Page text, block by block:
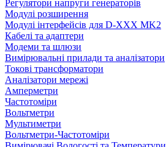
Регулятори напруги генераторів
Модулі розширення
Модулі інтерфейсів для D-XXX MK2
Кабелі та адаптери
Модеми та шлюзи
Вимірювальні прилади та аналізатори
Токові трансформатори
Аналізатори мережі
Амперметри
Частотоміри
Вольтметри
Мультиметри
Вольтметри-Частотоміри